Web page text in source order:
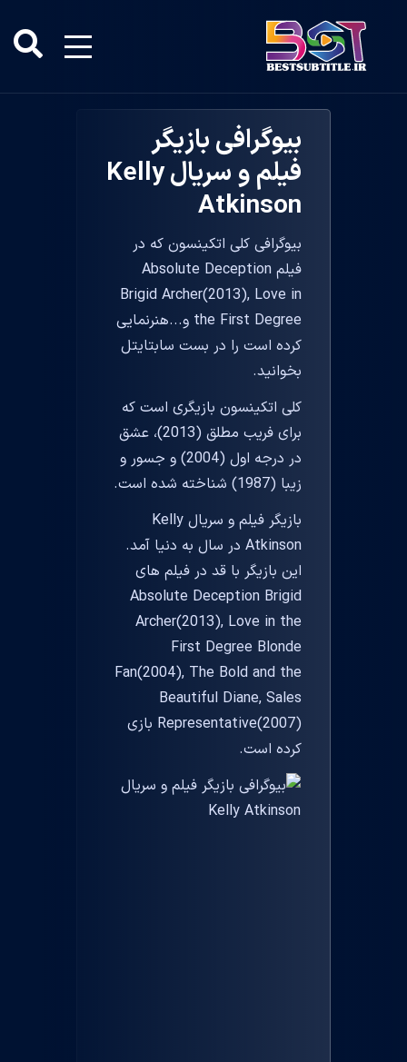
بیوگرافی بازیگر
فیلم و سریال Kelly
Atkinson
بیوگرافی کلی اتکینسون که در
فیلم Absolute Deception
Brigid Archer(2013), Love in
the First Degree و...هنرنمایی
کرده است را در بست سابتایتل
بخوانید.
کلی اتکینسون بازیگری است که
برای فریب مطلق (2013)، عشق
در درجه اول (2004) و جسور و
زیبا (1987) شناخته شده است.
بازیگر فیلم و سریال Kelly
Atkinson در سال به دنیا آمد.
این بازیگر با قد در فیلم های
Absolute Deception Brigid
Archer(2013), Love in the
First Degree Blonde
Fan(2004), The Bold and the
Beautiful Diane, Sales
Representative(2007) بازی
کرده است.